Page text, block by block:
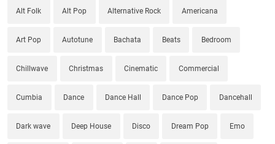
Alt Folk Alt Pop Alternative Rock Americana
Art Pop Autotune Bachata Beats Bedroom
Chillwave Christmas Cinematic Commercial
Cumbia Dance Dance Hall Dance Pop Dancehall
Dark wave Deep House Disco Dream Pop Emo